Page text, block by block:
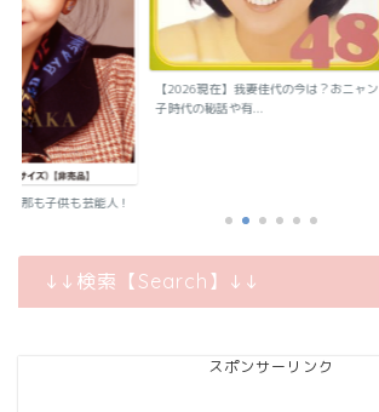
旦那も子供も芸能人！
【2026現在】我妻佳代の今は？おニャン
子時代の秘話や有...
↓↓検索【Search】↓↓
スポンサーリンク